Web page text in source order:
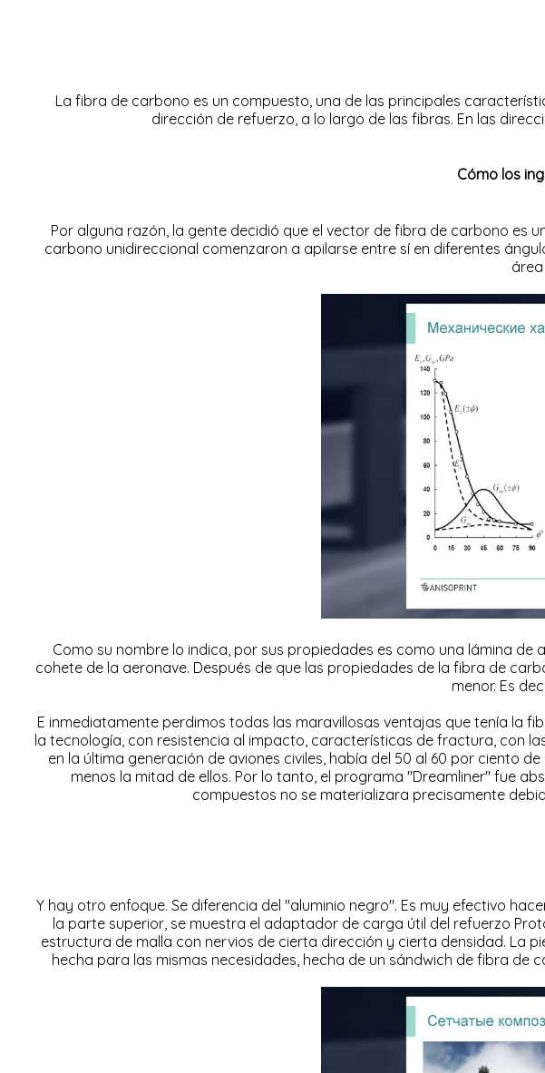
La fibra de carbono es un compuesto, una de las principales
dirección de refuerzo, a lo largo de las fibras. En las
Cómo los
Por alguna razón, la gente decidió que el vector de fibra de carbono es
carbono unidireccional comenzaron a apilarse entre sí en diferentes
Como su nombre lo indica, por sus propiedades es como una lámina
cohete de la aeronave. Después de que las propiedades de la fibra de
menor. Es
E inmediatamente perdimos todas las maravillosas ventajas que tenía la
la tecnología, con resistencia al impacto, características de fractura, con
en la última generación de aviones civiles, había del 50 al 60 por ciento
menos la mitad de ellos. Por lo tanto, el programa "Dreamliner" fue
compuestos no se materializara precisamente
Y hay otro enfoque. Se diferencia del "aluminio negro". Es muy efectivo
la parte superior, se muestra el adaptador de carga útil del refuerzo
estructura de malla con nervios de cierta dirección y cierta densidad. La
hecha para las mismas necesidades, hecha de un sándwich de fibra de